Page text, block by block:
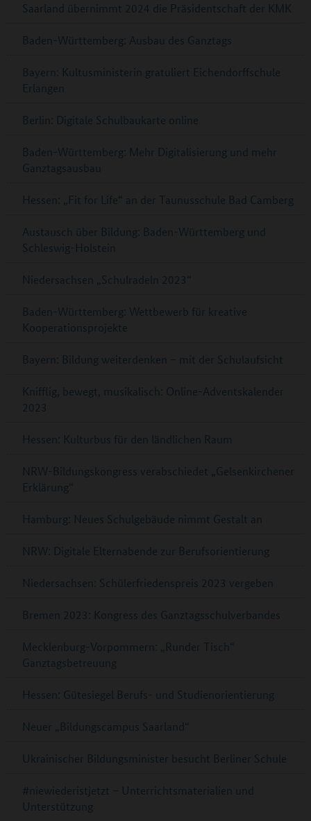
Saarland übernimmt 2024 die Präsidentschaft der KMK
Baden-Württemberg: Ausbau des Ganztags
Bayern: Kultusministerin gratuliert Eichendorffschule
Erlangen
Berlin: Digitale Schulbaukarte online
Baden-Württemberg: Mehr Digitalisierung und mehr
Ganztagsausbau
Hessen: „Fit for Life“ an der Taunusschule Bad Camberg
Austausch über Bildung: Baden-Württemberg und
Schleswig-Holstein
Niedersachsen „Schulradeln 2023“
Baden-Württemberg: Wettbewerb für kreative
Kooperationsprojekte
Bayern: Bildung weiterdenken – mit der Schulaufsicht
Knifflig, bewegt, musikalisch: Online-Adventskalender
2023
Hessen: Kulturbus für den ländlichen Raum
NRW-Bildungskongress verabschiedet „Gelsenkirchener
Erklärung“
Hamburg: Neues Schulgebäude nimmt Gestalt an
NRW: Digitale Elternabende zur Berufsorientierung
Niedersachsen: Schülerfriedenspreis 2023 vergeben
Bremen 2023: Kongress des Ganztagsschulverbandes
Mecklenburg-Vorpommern: „Runder Tisch“
Ganztagsbetreuung
Hessen: Gütesiegel Berufs- und Studienorientierung
Neuer „Bildungscampus Saarland“
Ukrainischer Bildungsminister besucht Berliner Schule
#niewiederistjetzt – Unterrichtsmaterialien und
Unterstützung